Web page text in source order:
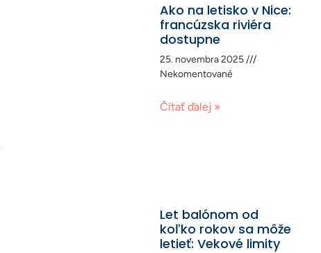
Ako na letisko v Nice:
francúzska riviéra
dostupne
25. novembra 2025
Nekomentované
Čítať ďalej »
Let balónom od
koľko rokov sa môže
letieť: Vekové limity